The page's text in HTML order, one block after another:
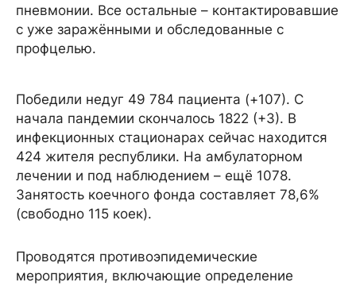
пневмонии. Все остальные – контактировавшие
с уже заражёнными и обследованные с
профцелью.
Победили недуг 49 784 пациента (+107). С
начала пандемии скончалось 1822 (+3). В
инфекционных стационарах сейчас находится
424 жителя республики. На амбулаторном
лечении и под наблюдением – ещё 1078.
Занятость коечного фонда составляет 78,6%
(свободно 115 коек).
Проводятся противоэпидемические
мероприятия, включающие определение